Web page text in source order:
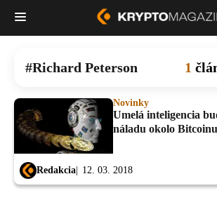
Richard Peterson 1
Novinky
Umelá inteligencia
náladu okolo Bitcoinu
Redakcia 12. 03. 2018